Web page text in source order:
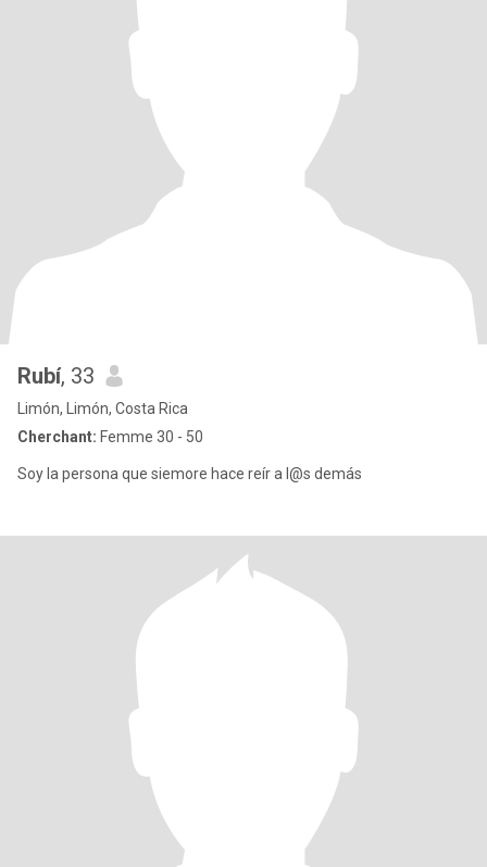
Rubí, 33
Limón, Limón, Costa Rica
Cherchant: Femme 30 - 50
Soy la persona que siemore hace reír a l@s demás